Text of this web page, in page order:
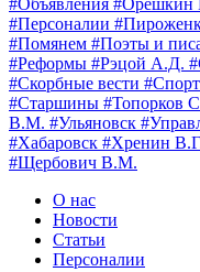
#Объявления #Орешкин
#Персоналии
#Помянем #Поэты и
#Реформы #Рэцой А.Д.
#Скорбные вести
#Старшины #Топорков
В.М. #Ульяновск
#Хабаровск #Хренин
#Щербович В.М.
О нас
Новости
Статьи
Персоналии